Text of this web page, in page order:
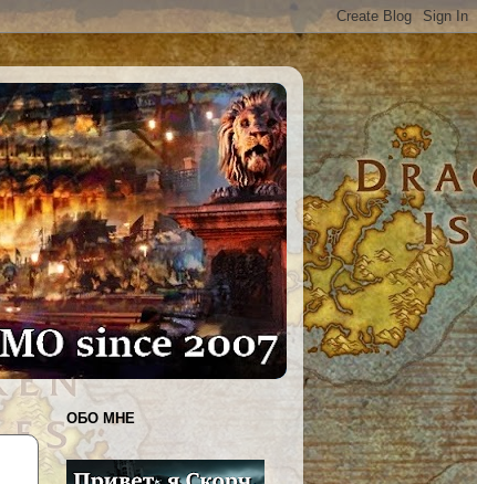
ОБО МНЕ